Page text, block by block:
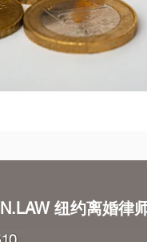
纽约离婚律